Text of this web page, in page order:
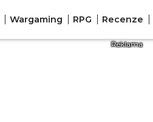
Wargaming RPG Recenze